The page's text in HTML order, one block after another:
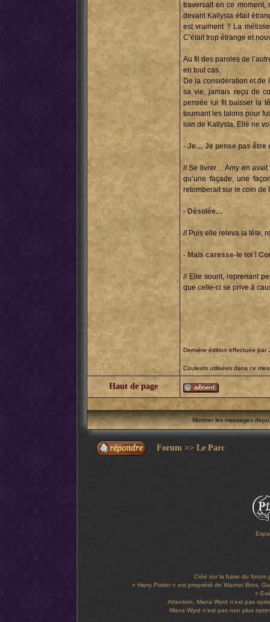
traversait en ce moment,
devant Kallysta était
est vraiment ? La
C’était trop étrange et
Au fil des paroles de
en tout cas.
De la considération et de
sa vie, jamais reçu de
pensée lui fit baisser la
tournant les talons pour
loin de Kallysta. Elle ne
- Je… Je pense pas être
// Se livrer… Amy en avait
qu’une façade, une
retomberait sur le coin de
- Désolée…
// Puis elle releva la tête,
- Mais caresse-le toi !
// Elle sourit, reprenant
que celle-ci se prive à
Dernière édition effectuée par
Couleurs utilisées dans ce
Haut de page
Montrer les messages
Forum >> Le Parc
Créé sur la base du forum
« Harry Potter » est propriété de Warner Bros,
«
Attention, Mana Wyrd n'est pas
Mana Wyrd n'est pas non plus